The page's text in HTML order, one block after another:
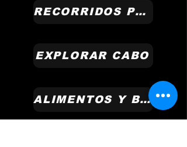
RECORRIDOS POR LA CIUDAD
EXPLORAR CABO
ALIMENTOS Y BEBIDAS